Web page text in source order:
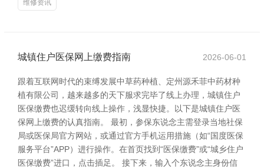
维修资讯
城镇住户医保网上缴费指南 2026-06-01
跟着互联网时代的束缚发展中草药种植、定州源禾菲中药材种
植有限公司，越来越多的天下服求完毕了线上办理，城镇住户
医保缴费也迟缓转向线上操作，浅显快捷。以下是城镇住户医
保网上缴费的认真指南。 最初，参保东说念主需登录当地社保
局或医保局官方网站，或通过官方手机运用措施（如“国度医保
服务平台”APP）进行操作。在首页找到“医保缴费”或“城乡住户
医保缴费”进口，点击插足。 接下来，输入个东说念主身份信